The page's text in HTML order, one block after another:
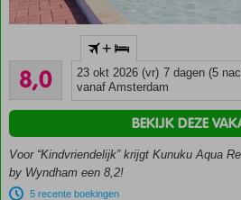
Eén van de
vakantiedeals
op Curaçao
Prachtig
Caribische
stijl
8,0
Zeer goed
1143
beoordelingen
+
23 okt 2026 (vr) 7 dagen (5
vanaf Amsterdam
Voor “Kindvriendelijk” krijgt Kunuku Aqua
by Wyndham een 8,2!
5 recente boekingen
BEKIJK DEZE